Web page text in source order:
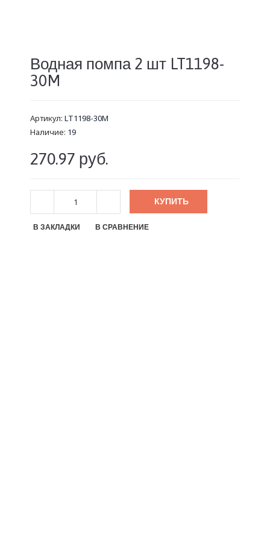
Водная помпа 2 шт LT1198-
30M
Артикул: LT1198-30M
Наличие: 19
270.97 руб.
КУПИТЬ
В ЗАКЛАДКИ В СРАВНЕНИЕ